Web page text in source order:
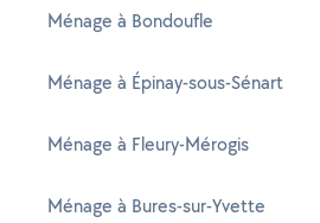
Ménage à Bondoufle
Ménage à Épinay-sous-Sénart
Ménage à Fleury-Mérogis
Ménage à Bures-sur-Yvette